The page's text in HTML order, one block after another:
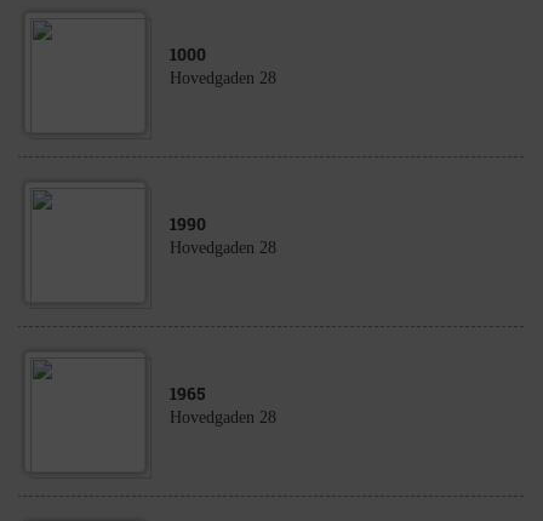
1000
Hovedgaden 28
1990
Hovedgaden 28
1965
Hovedgaden 28